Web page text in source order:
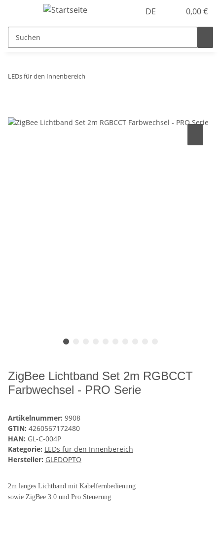
DE 0,00 €
LEDs für den Innenbereich
ZigBee Lichtband Set 2m RGBCCT
Farbwechsel - PRO Serie
Artikelnummer: 9908
GTIN: 4260567172480
HAN: GL-C-004P
Kategorie: LEDs für den Innenbereich
Hersteller: GLEDOPTO
2m langes Lichtband mit Kabelfernbedienung
sowie ZigBee 3.0 und Pro Steuerung